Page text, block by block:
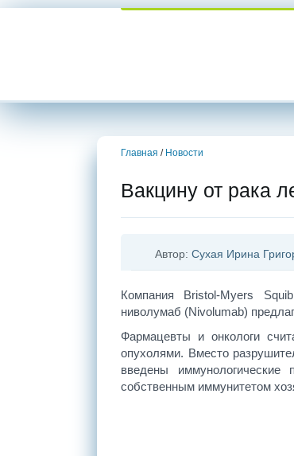
Главная / Новости
Вакцину от рака
Автор: Сухая Ирина
Компания Bristol-Myers
ниволумаб (Nivolumab)
Фармацевты и онкологи
опухолями. Вместо
введены
собственным иммунитетом